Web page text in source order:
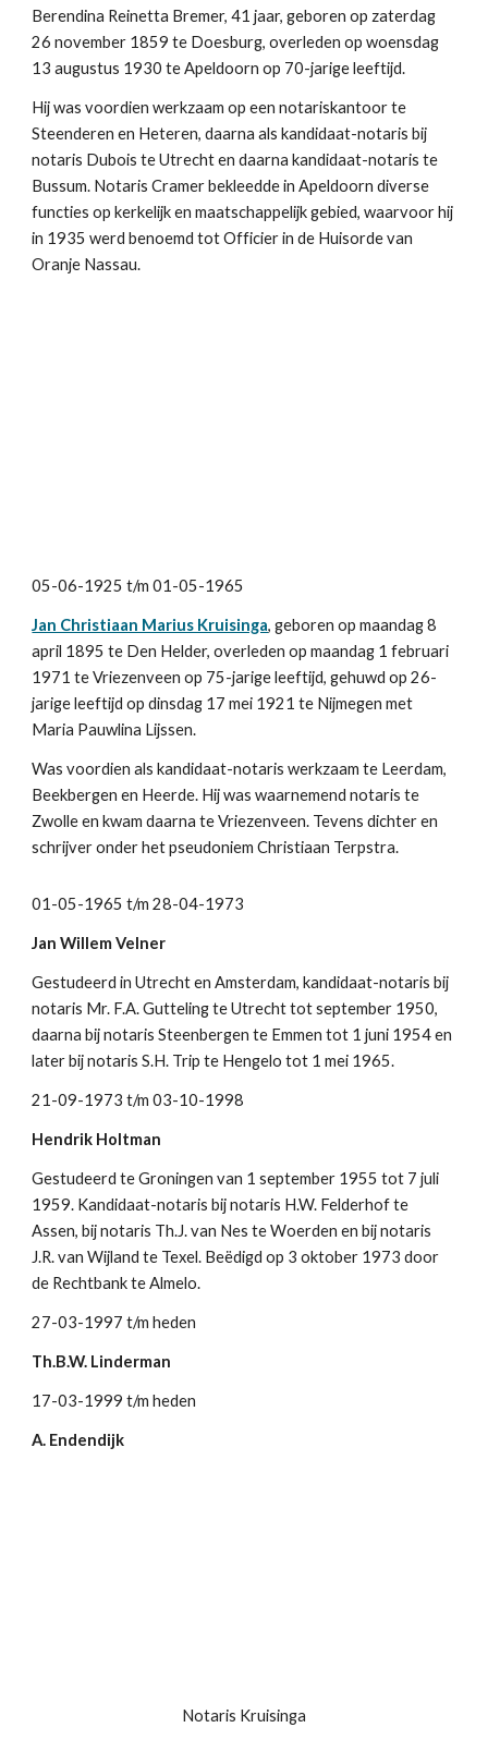
Berendina Reinetta Bremer, 41 jaar, geboren op zaterdag
26 november 1859 te Doesburg, overleden op woensdag
13 augustus 1930 te Apeldoorn op 70-jarige leeftijd.
Hij was voordien werkzaam op een notariskantoor te
Steenderen en Heteren, daarna als kandidaat-notaris bij
notaris Dubois te Utrecht en daarna kandidaat-notaris te
Bussum. Notaris Cramer bekleedde in Apeldoorn diverse
functies op kerkelijk en maatschappelijk gebied, waarvoor hij
in 1935 werd benoemd tot Officier in de Huisorde van
Oranje Nassau.
05-06-1925 t/m 01-05-1965
Jan Christiaan Marius Kruisinga, geboren op maandag 8
april 1895 te Den Helder, overleden op maandag 1 februari
1971 te Vriezenveen op 75-jarige leeftijd, gehuwd op 26-
jarige leeftijd op dinsdag 17 mei 1921 te Nijmegen met
Maria Pauwlina Lijssen.
Was voordien als kandidaat-notaris werkzaam te Leerdam,
Beekbergen en Heerde. Hij was waarnemend notaris te
Zwolle en kwam daarna te Vriezenveen. Tevens dichter en
schrijver onder het pseudoniem Christiaan Terpstra.
01-05-1965 t/m 28-04-1973
Jan Willem Velner
Gestudeerd in Utrecht en Amsterdam, kandidaat-notaris bij
notaris Mr. F.A. Gutteling te Utrecht tot september 1950,
daarna bij notaris Steenbergen te Emmen tot 1 juni 1954 en
later bij notaris S.H. Trip te Hengelo tot 1 mei 1965.
21-09-1973 t/m 03-10-1998
Hendrik Holtman
Gestudeerd te Groningen van 1 september 1955 tot 7 juli
1959. Kandidaat-notaris bij notaris H.W. Felderhof te
Assen, bij notaris Th.J. van Nes te Woerden en bij notaris
J.R. van Wijland te Texel. Beëdigd op 3 oktober 1973 door
de Rechtbank te Almelo.
27-03-1997 t/m heden
Th.B.W. Linderman
17-03-1999 t/m heden
A. Endendijk
Notaris Kruisinga